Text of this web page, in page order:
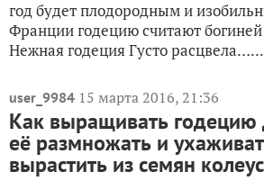
год будет плодородным и
Франции годецию считают
Нежная годеция Густо расцвела…...
user_9984 15 марта 2016, 21:36
Как выращивать годецию
её размножать и
вырастить из семян